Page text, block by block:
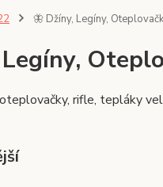
🦋 Džíny, Legíny,
oteplovačky, rifle, tepláky